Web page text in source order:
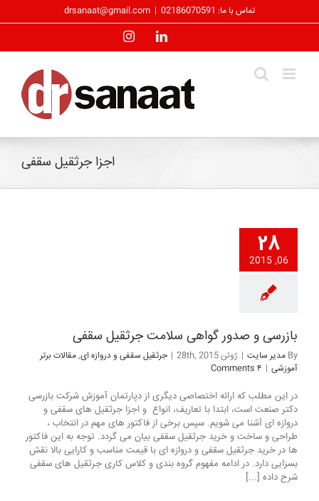
به
تماس با ما: 02186070591 |
drsanaat@gmail.com
LinkedIn
Instagram
اجزا جرثقیل سقفی
28
06, 2015
بازرسی و صدور گواهی سلامت جرثقیل سقفی
By مدیر سایت | ژوئن 28th, 2015 | جرثقیل سقفی و دروازه ای,مقالات برتر
آموزشی | ۴ Comments
در این مطلب که ارائه اختصاصی دیگری از دپارتمان آموزش شرکت بازرسی
دکتر صنعت است، ابتدا با تعاریف، انواع و اجزا جرثقیل های سقفی و
دروازه ای آشنا می شویم. سپس برخی از فاکتور های مهم در انتخاب ،
طراحی و ساخت و خرید جرثقیل سقفی بیان می گردد. توجه به این فاکتور
ها در خرید جرثقیل سقفی و دروازه ای با قیمت مناسب و کارایی بالا نقش
بسزایی دارد. در ادامه مفهوم گروه بندی و کلاس کاری جرثقیل های سقفی
شرح داده [...]